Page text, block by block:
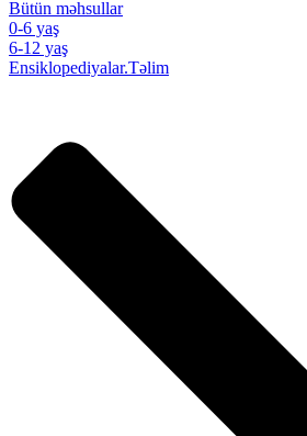
Bütün məhsullar
0-6 yaş
6-12 yaş
Ensiklopediyalar.Təlim